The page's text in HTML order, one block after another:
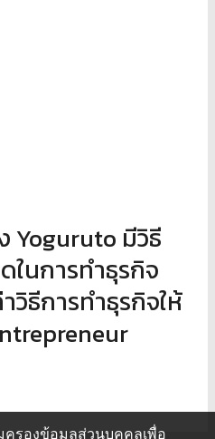
Yoguruto มีวิธี
ในการทำธุรกิจ
วิธีการทำธุรกิจให้
ครองข้อมูลส่วนบุคคลเพื่อ